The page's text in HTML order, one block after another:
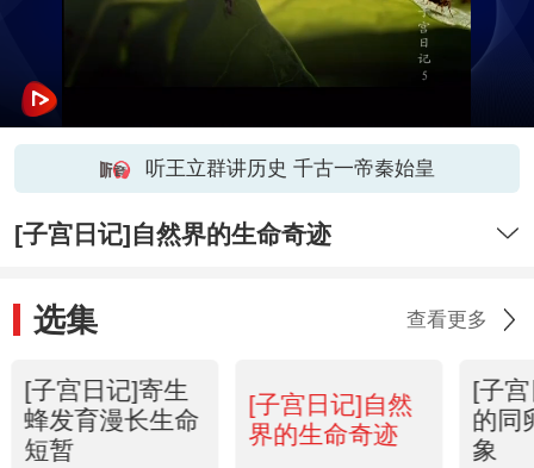
听王立群讲历史 千古一帝秦始皇
[子宫日记]自然界的生命奇迹
选集 查看更多
[子宫日记]寄生
蜂发育漫长生命
短暂
[子宫日记]自然
界的生命奇迹
[子
的同
象